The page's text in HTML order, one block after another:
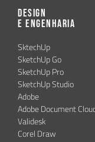
Design
e Engenharia
SktechUp
SketchUp Go
SketchUp Pro
SketchUp Studio
Adobe
Adobe Document
Validesk
Corel Draw